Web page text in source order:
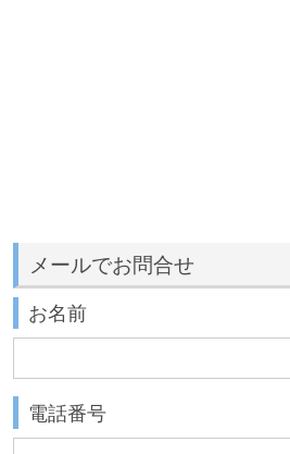
メールでお問合せ
お名前
電話番号